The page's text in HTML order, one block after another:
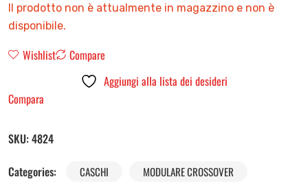
Il prodotto non è attualmente in magazzino e non è
disponibile.
Wishlist
Compare
Aggiungi alla lista dei desideri
Compara
SKU: 4824
Categories:
CASCHI MODULARE CROSSOVER